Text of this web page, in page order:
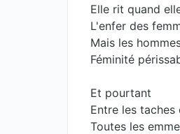
Elle rit quand
L'enfer des
Mais les
Féminité
Et pourtant
Entre les
Toutes les